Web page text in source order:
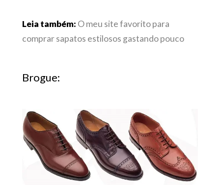
Leia também: O meu site favorito para
comprar sapatos estilosos gastando pouco
Brogue: